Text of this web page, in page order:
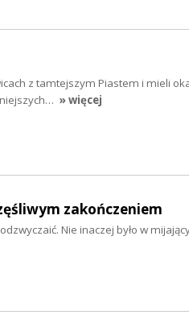
z tamtejszym Piastem i mieli
» więcej
zakończeniem
Nie inaczej było w